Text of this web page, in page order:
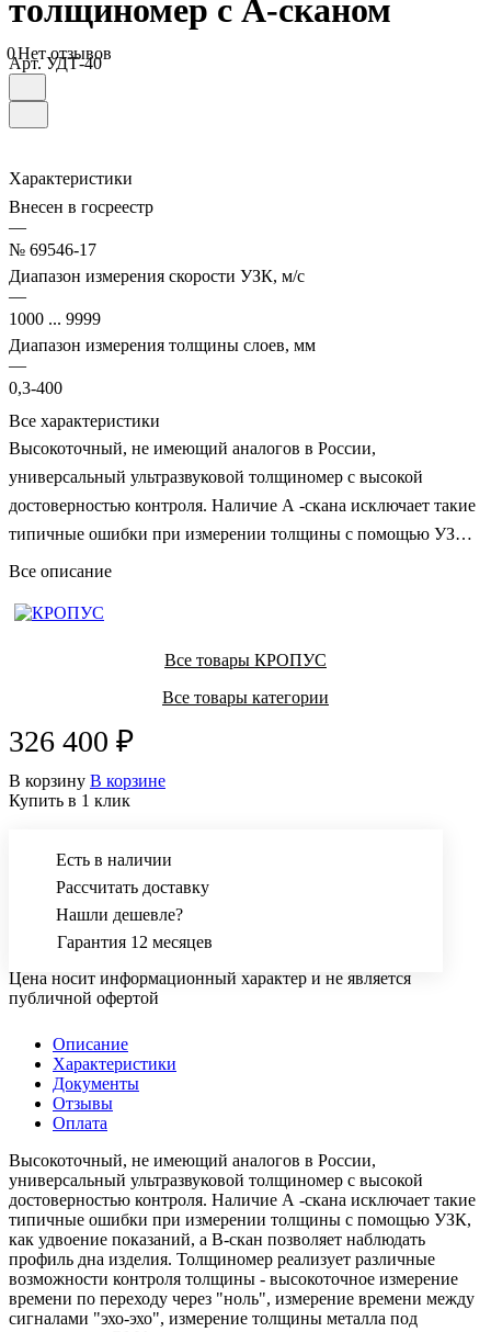
толщиномер с А-сканом
0Нет отзывов
Арт.УДТ-40
Характеристики
Внесен в госреестр
—
№ 69546-17
Диапазон измерения скорости УЗК, м/с
—
1000 ... 9999
Диапазон измерения толщины слоев, мм
—
0,3-400
Все характеристики
Высокоточный, не имеющий аналогов в России,
универсальный ультразвуковой толщиномер с высокой
достоверностью контроля. Наличие А -скана исключает такие
типичные ошибки при измерении толщины с помощью УЗК,
как удвоение показаний, а В-скан позволяет наблюдать
Все описание
Все товары КРОПУС
Все товары категории
326 400 ₽
В корзину В корзине
Купить в 1 клик
Есть в наличии
Рассчитать доставку
Нашли дешевле?
Гарантия 12 месяцев
Цена носит информационный характер и не является
публичной офертой
Описание
Характеристики
Документы
Отзывы
Оплата
Высокоточный, не имеющий аналогов в России,
универсальный ультразвуковой толщиномер с высокой
достоверностью контроля. Наличие А -скана исключает такие
типичные ошибки при измерении толщины с помощью УЗК,
как удвоение показаний, а В-скан позволяет наблюдать
профиль дна изделия. Толщиномер реализует различные
возможности контроля толщины - высокоточное измерение
времени по переходу через "ноль", измерение времени между
сигналами "эхо-эхо", измерение толщины металла под